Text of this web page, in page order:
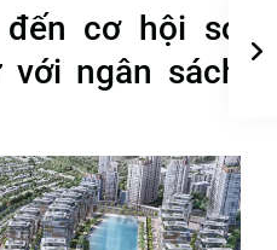
đến cơ hội sở
ngân sách